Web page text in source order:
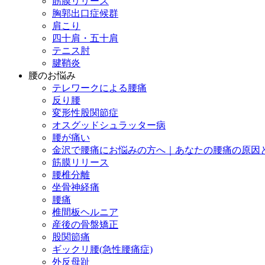
胸郭出口症候群
肩こり
四十肩・五十肩
テニス肘
腱鞘炎
腰のお悩み
テレワークによる腰痛
反り腰
変形性股関節症
オスグッドシュラッター病
腰が痛い
金沢で腰痛にお悩みの方へ｜あなたの腰痛の原因
筋膜リリース
腰椎分離
坐骨神経痛
腰痛
椎間板ヘルニア
産後の骨盤矯正
股関節痛
ギックリ腰(急性腰痛症)
外反母趾